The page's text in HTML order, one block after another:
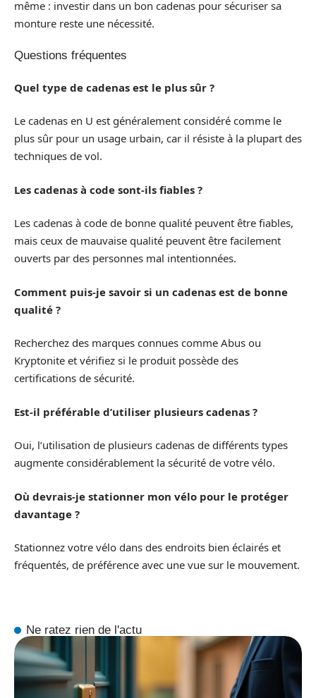
même : investir dans un bon cadenas pour sécuriser sa
monture reste une nécessité.
Questions fréquentes
Quel type de cadenas est le plus sûr ?
Le cadenas en U est généralement considéré comme le
plus sûr pour un usage urbain, car il résiste à la plupart des
techniques de vol.
Les cadenas à code sont-ils fiables ?
Les cadenas à code de bonne qualité peuvent être fiables,
mais ceux de mauvaise qualité peuvent être facilement
ouverts par des personnes mal intentionnées.
Comment puis-je savoir si un cadenas est de bonne
qualité ?
Recherchez des marques connues comme Abus ou
Kryptonite et vérifiez si le produit possède des
certifications de sécurité.
Est-il préférable d’utiliser plusieurs cadenas ?
Oui, l’utilisation de plusieurs cadenas de différents types
augmente considérablement la sécurité de votre vélo.
Où devrais-je stationner mon vélo pour le protéger
davantage ?
Stationnez votre vélo dans des endroits bien éclairés et
fréquentés, de préférence avec une vue sur le mouvement.
Ne ratez rien de l'actu